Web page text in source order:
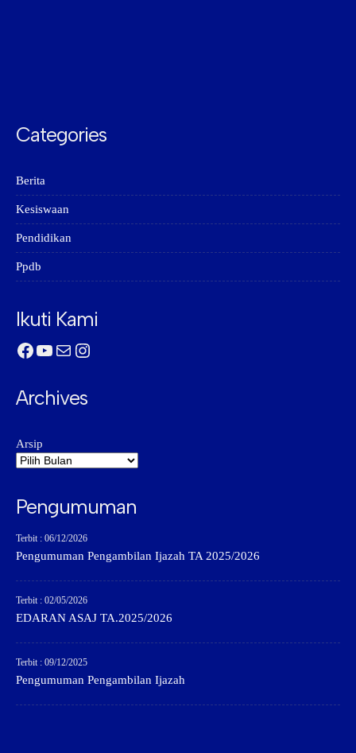
Categories
Berita
Kesiswaan
Pendidikan
Ppdb
Ikuti Kami
Facebook
YouTube
MailInstagram
Archives
Arsip
Pengumuman
Terbit : 06/12/2026
Pengumuman Pengambilan Ijazah TA 2025/2026
Terbit : 02/05/2026
EDARAN ASAJ TA.2025/2026
Terbit : 09/12/2025
Pengumuman Pengambilan Ijazah